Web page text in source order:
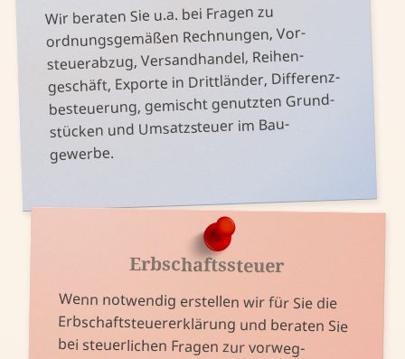
Wir beraten Sie u.a. bei Fragen zu
ordnungs­gemäßen Rech­nungen, Vor­
steuer­abzug, Versand­handel, Reihen­
geschäft, Exporte in Dritt­länder, Differenz­
besteuerung, ge­mischt ge­nutzten Grund­
stücken und Umsatz­steuer im Bau­
gewerbe.
Erbschaftssteuer
Wenn not­wendig er­stellen wir für Sie die
Erb­schaft­steuer­erklärung und be­raten Sie
bei steuer­lichen Fragen zur vor­weg­
setzung, Schenkungs­steuer, Be­wertung